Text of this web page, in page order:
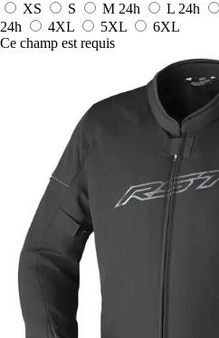
XS
S M 24h L 24h
24h
4XL 5XL
6XL
Ce champ est requis